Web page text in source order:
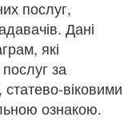
послуг,
Дані
які
за
віковими
ознакою.